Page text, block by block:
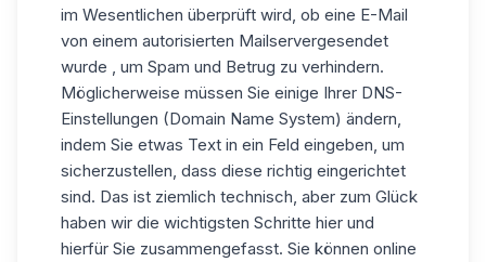
im Wesentlichen überprüft wird, ob eine E-Mail
von einem autorisierten Mailservergesendet
wurde , um Spam und Betrug zu verhindern.
Möglicherweise müssen Sie einige Ihrer DNS-
Einstellungen (Domain Name System) ändern,
indem Sie etwas Text in ein Feld eingeben, um
sicherzustellen, dass diese richtig eingerichtet
sind. Das ist ziemlich technisch, aber zum Glück
haben wir die wichtigsten Schritte hier und
hierfür Sie zusammengefasst. Sie können online